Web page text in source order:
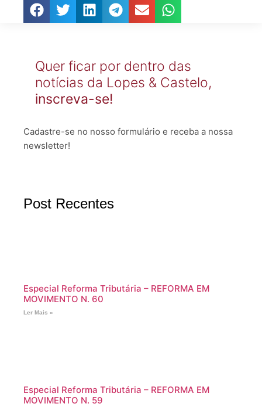
Quer ficar por dentro das
notícias da Lopes & Castelo,
inscreva-se!
Cadastre-se no nosso formulário e receba a nossa
newsletter!
Post Recentes
Especial Reforma Tributária – REFORMA EM
MOVIMENTO N. 60
Ler Mais »
Especial Reforma Tributária – REFORMA EM
MOVIMENTO N. 59